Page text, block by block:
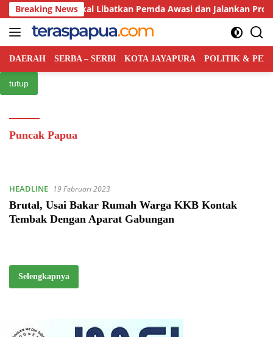
Langsung
ke
konten
Breaking News
Pusat Bakal Libatkan Pemda Awasi dan Jalankan Program
DAERAH SERBA – SERBI KOTA JAYAPURA POLITIK &
tutup
Puncak Papua
HEADLINE 19 Februari 2023
Brutal, Usai Bakar Rumah Warga KKB Kontak
Tembak Dengan Aparat Gabungan
Selengkapnya